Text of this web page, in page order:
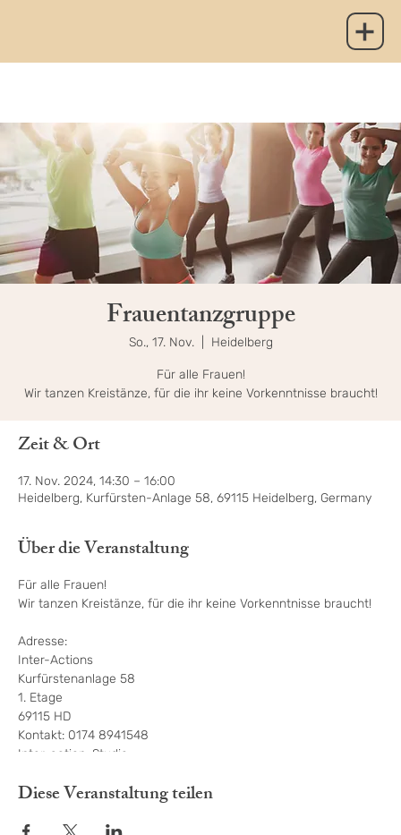
Frauentanzgruppe
So., 17. Nov.
  |
Heidelberg
Für alle Frauen!
Wir tanzen Kreistänze, für die ihr keine Vorkenntnisse braucht!
Zeit & Ort
17. Nov. 2024, 14:30 – 16:00
Heidelberg, Kurfürsten-Anlage 58, 69115 Heidelberg, Germany
Über die Veranstaltung
Für alle Frauen!
Wir tanzen Kreistänze, für die ihr keine Vorkenntnisse braucht!
Adresse:
Inter-Actions
Kurfürstenanlage 58
1. Etage
69115 HD
Kontakt: 0174 8941548
Inter-action-Studio:
Diese Veranstaltung teilen